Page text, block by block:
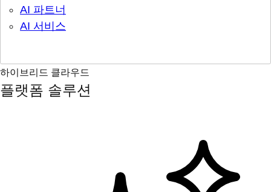
AI 파트너
AI 서비스
하이브리드 클라우드
플랫폼 솔루션